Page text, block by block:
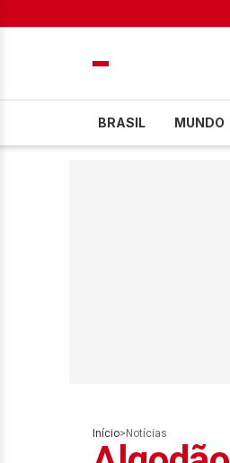
BRASIL MUNDO
Início> Notícias